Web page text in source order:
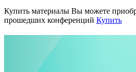
Купить материалы Вы можете
прошедших конференций Купить